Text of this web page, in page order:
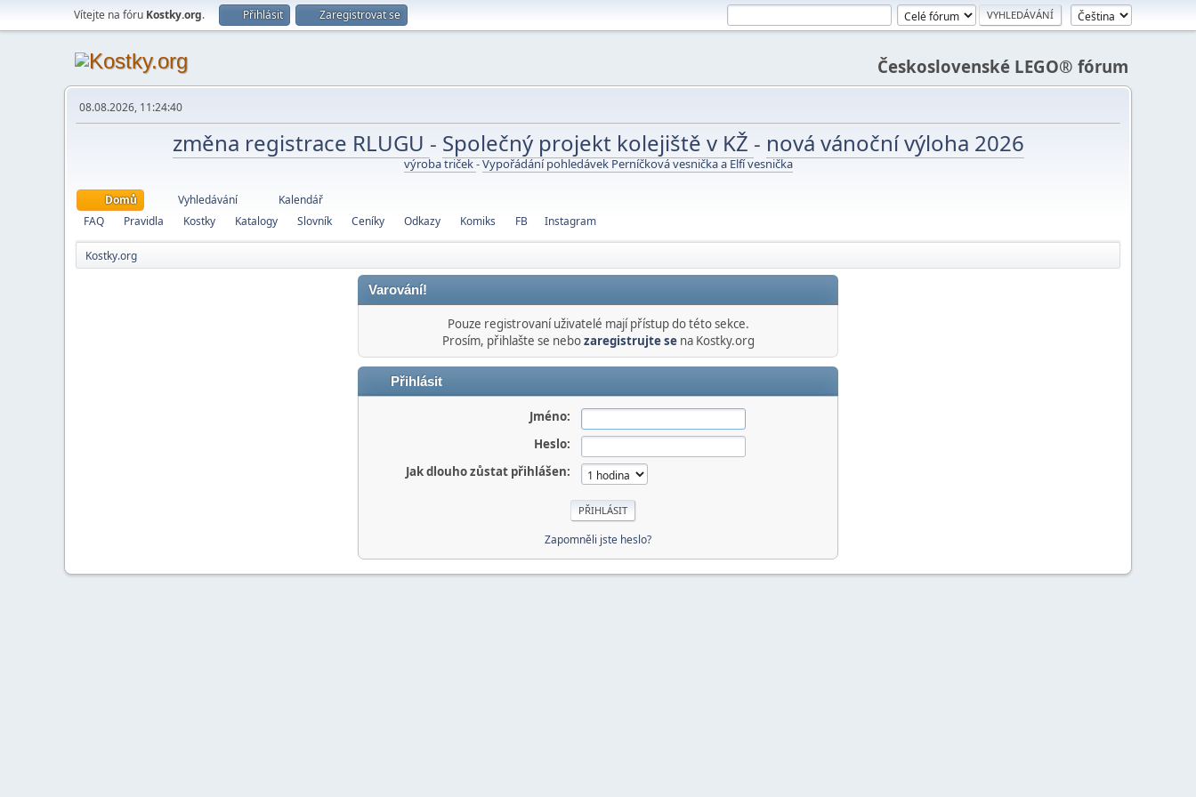
Vítejte na fóru Kostky.org. Přihlásit Zaregistrovat se
Československé LEGO® fórum
08.08.2026, 11:24:40
změna registrace RLUGU - Společný projekt kolejiště v KŽ - nová vánoční výloha 2026
výroba triček-Vypořádání pohledávek Perníčková vesnička a Elfí vesnička
Domů Vyhledávání
Kalendář
FAQ
Pravidla Kostky Katalogy Slovník Ceníky Odkazy Komiks FB Instagram
Kostky.org
Varování!
Pouze registrovaní uživatelé mají přístup do této sekce.
Prosím, přihlašte se nebozaregistrujte sena Kostky.org
Přihlásit
Jméno:
Heslo:
Jak dlouho zůstat přihlášen:
Zapomněli jste heslo?